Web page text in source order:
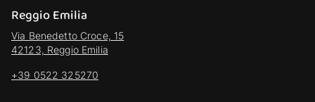
Reggio Emilia
Via Benedetto Croce, 15
42123, Reggio Emilia
+39 0522 325270